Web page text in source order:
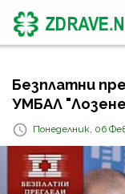
Безплатни
УМБАЛ
Понеделник, 06